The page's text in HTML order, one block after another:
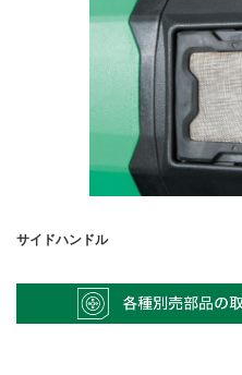
サイドハンドル